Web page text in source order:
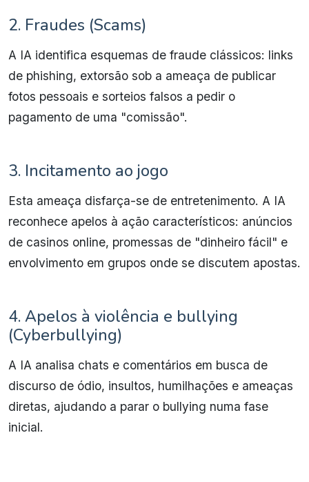
2. Fraudes (Scams)
A IA identifica esquemas de fraude clássicos: links
de phishing, extorsão sob a ameaça de publicar
fotos pessoais e sorteios falsos a pedir o
pagamento de uma "comissão".
3. Incitamento ao jogo
Esta ameaça disfarça-se de entretenimento. A IA
reconhece apelos à ação característicos: anúncios
de casinos online, promessas de "dinheiro fácil" e
envolvimento em grupos onde se discutem apostas.
4. Apelos à violência e bullying
(Cyberbullying)
A IA analisa chats e comentários em busca de
discurso de ódio, insultos, humilhações e ameaças
diretas, ajudando a parar o bullying numa fase
inicial.